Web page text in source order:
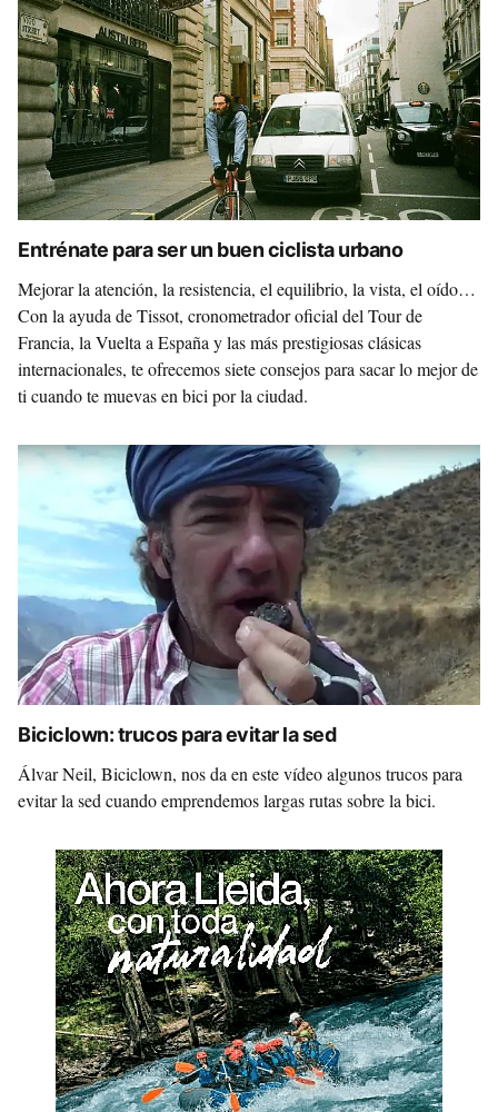
Entrénate para ser un buen ciclista urbano
Mejorar la atención, la resistencia, el equilibrio, la vista, el oído…
Con la ayuda de Tissot, cronometrador oficial del Tour de
Francia, la Vuelta a España y las más prestigiosas clásicas
internacionales, te ofrecemos siete consejos para sacar lo mejor de
ti cuando te muevas en bici por la ciudad.
Biciclown: trucos para evitar la sed
Álvar Neil, Biciclown, nos da en este vídeo algunos trucos para
evitar la sed cuando emprendemos largas rutas sobre la bici.